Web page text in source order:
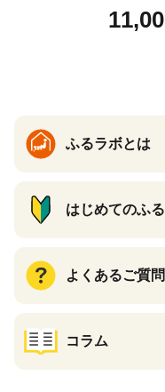
ーズケーキ 人気スイーツ
すすめスイーツ 神戸ス
ふるラボとは
はじめてのふ
よくあるご質問
コラム